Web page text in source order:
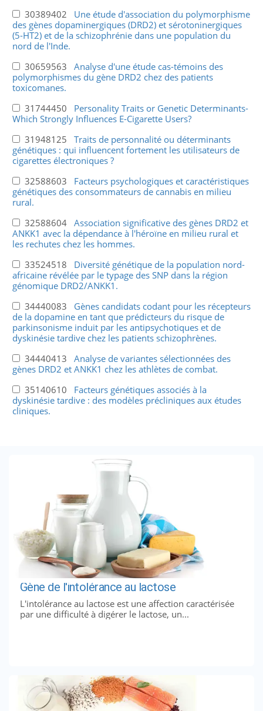
30389402 Une étude d'association du polymorphisme
des gènes dopaminergiques (DRD2) et sérotoninergiques
(5-HT2) et de la schizophrénie dans une population du
nord de l'Inde.
30659563 Analyse d'une étude cas-témoins des
polymorphismes du gène DRD2 chez des patients
toxicomanes.
31744450 Personality Traits or Genetic Determinants-
Which Strongly Influences E-Cigarette Users?
31948125 Traits de personnalité ou déterminants
génétiques : qui influencent fortement les utilisateurs de
cigarettes électroniques ?
32588603 Facteurs psychologiques et caractéristiques
génétiques des consommateurs de cannabis en milieu
rural.
32588604 Association significative des gènes DRD2 et
ANKK1 avec la dépendance à l'héroïne en milieu rural et
les rechutes chez les hommes.
33524518 Diversité génétique de la population nord-
africaine révélée par le typage des SNP dans la région
génomique DRD2/ANKK1.
34440083 Gènes candidats codant pour les récepteurs
de la dopamine en tant que prédicteurs du risque de
parkinsonisme induit par les antipsychotiques et de
dyskinésie tardive chez les patients schizophrènes.
34440413 Analyse de variantes sélectionnées des
gènes DRD2 et ANKK1 chez les athlètes de combat.
35140610 Facteurs génétiques associés à la
dyskinésie tardive : des modèles précliniques aux études
cliniques.
Gène de l'intolérance au lactose
L'intolérance au lactose est une affection caractérisée
par une difficulté à digérer le lactose, un...